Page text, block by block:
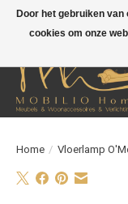
Home / Vloerlamp
Door het gebruiken
cookies om onze